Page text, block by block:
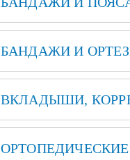
БАНДАЖИ И
ВКЛАДЫШИ,